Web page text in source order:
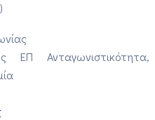
ΕΠ Ανταγωνιστικότητα,